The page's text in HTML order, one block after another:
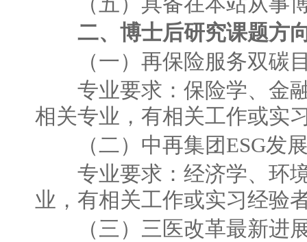
二、博士后研究课题方
（一）再保险服务双碳目
专业要求：保险学、金融
相关专业，有相关工作或实
（二）中再集团ESG发展
专业要求：经济学、环境
业，有相关工作或实习经验
（三）三医改革最新进展